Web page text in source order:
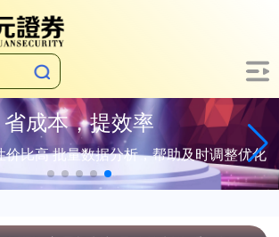
省成本，提效率
价比高 批量数据分析，帮助及时调整优化